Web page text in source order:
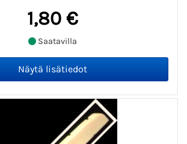
1,80 €
Saatavilla